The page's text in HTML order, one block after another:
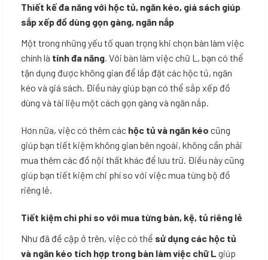
Thiết kế đa năng với hộc tủ, ngăn kéo, giá sách giúp
sắp xếp đồ dùng gọn gàng, ngăn nắp
Một trong những yếu tố quan trọng khi chọn bàn làm việc
chính là tính đa năng. Với bàn làm việc chữ L, bạn có thể
tận dụng được không gian để lắp đặt các hộc tủ, ngăn
kéo và giá sách. Điều này giúp bạn có thể sắp xếp đồ
dùng và tài liệu một cách gọn gàng và ngăn nắp.
Hơn nữa, việc có thêm các hộc tủ và ngăn kéo cũng
giúp bạn tiết kiệm không gian bên ngoài, không cần phải
mua thêm các đồ nội thất khác để lưu trữ. Điều này cũng
giúp bạn tiết kiệm chi phí so với việc mua từng bộ đồ
riêng lẻ.
Tiết kiệm chi phí so với mua từng bàn, kệ, tủ riêng lẻ
Như đã đề cập ở trên, việc có thể sử dụng các hộc tủ
và ngăn kéo tích hợp trong bàn làm việc chữ L giúp